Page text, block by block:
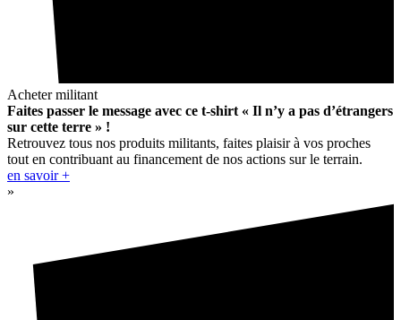
Acheter militant
Faites passer le message avec ce t-shirt « Il n’y a pas d’étrangers
sur cette terre » !
Retrouvez tous nos produits militants, faites plaisir à vos proches
tout en contribuant au financement de nos actions sur le terrain.
en savoir +
»